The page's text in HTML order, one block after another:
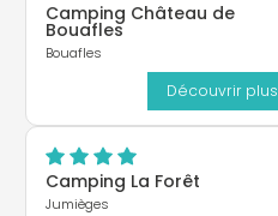
Camping Château de
Bouafles
Bouafles
Découvrir plus
Camping La Forêt
Jumièges